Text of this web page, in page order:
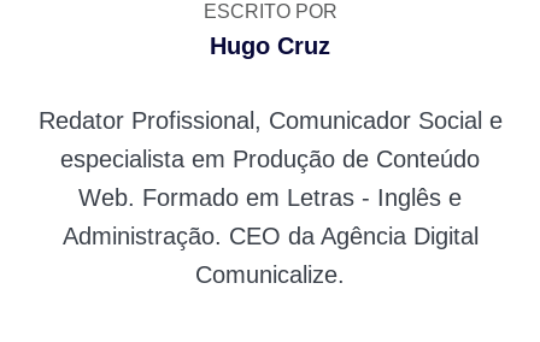
ESCRITO POR
Hugo Cruz
Redator Profissional, Comunicador Social e
especialista em Produção de Conteúdo
Web. Formado em Letras - Inglês e
Administração. CEO da Agência Digital
Comunicalize.